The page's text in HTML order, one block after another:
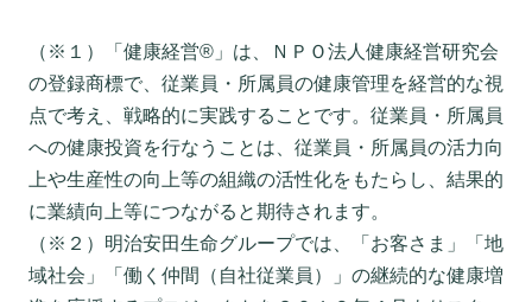
（※１）「健康経営®」は、ＮＰＯ法人健康経営研究会
の登録商標で、従業員・所属員の健康管理を経営的な視
点で考え、戦略的に実践することです。従業員・所属員
への健康投資を行なうことは、従業員・所属員の活力向
上や生産性の向上等の組織の活性化をもたらし、結果的
に業績向上等につながると期待されます。
（※２）明治安田生命グループでは、「お客さま」「地
域社会」「働く仲間（自社従業員）」の継続的な健康増